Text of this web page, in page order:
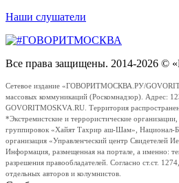
Наши слушатели
Все права защищены. 2014-2026 ©
Сетевое издание «ГОВОРИТМОСКВА.РУ/
массовых коммуникаций (Роскомнадзор). Адрес:
GOVORITMOSKVA.RU. Территория
*Экстремистские и террористические
группировок «Хайят Тахрир аш-Шам», Национал-
организация «Управленческий центр Свидетелей
Информация, размещенная на портале, а именно:
разрешения правообладателей. Согласно ст.ст.
отдельных авторов и колумнистов.